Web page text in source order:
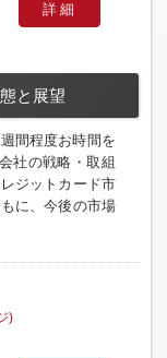
詳細
と展望
間程度お時間を
社の戦略・取組
ジットカード市
に、今後の市場
)